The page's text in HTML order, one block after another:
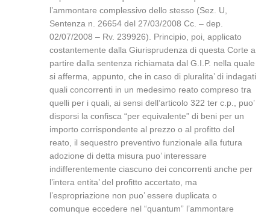
l’ammontare complessivo dello stesso (Sez. U,
Sentenza n. 26654 del 27/03/2008 Cc. – dep.
02/07/2008 – Rv. 239926). Principio, poi, applicato
costantemente dalla Giurisprudenza di questa Corte a
partire dalla sentenza richiamata dal G.I.P. nella quale
si afferma, appunto, che in caso di pluralita’ di indagati
quali concorrenti in un medesimo reato compreso tra
quelli per i quali, ai sensi dell’articolo 322 ter c.p., puo’
disporsi la confisca “per equivalente” di beni per un
importo corrispondente al prezzo o al profitto del
reato, il sequestro preventivo funzionale alla futura
adozione di detta misura puo’ interessare
indifferentemente ciascuno dei concorrenti anche per
l’intera entita’ del profitto accertato, ma
l’espropriazione non puo’ essere duplicata o
comunque eccedere nel “quantum” l’ammontare